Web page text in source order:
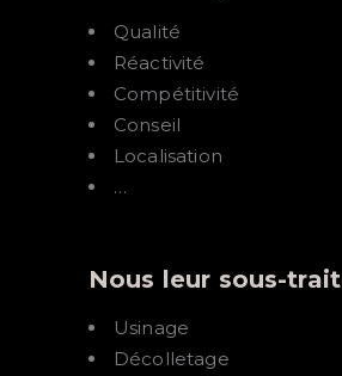
Qualité
Réactivité
Compétitivité
Conseil
Localisation
…
Nous leur sous-
Usinage
Décolletage